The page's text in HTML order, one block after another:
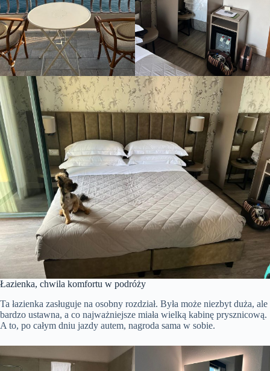
Łazienka, chwila komfortu w podróży
Ta łazienka zasługuje na osobny rozdział. Była może niezbyt duża, ale
bardzo ustawna, a co najważniejsze miała wielką kabinę prysznicową.
A to, po całym dniu jazdy autem, nagroda sama w sobie.